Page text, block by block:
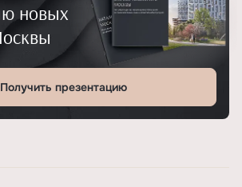
новых
Получить презентацию